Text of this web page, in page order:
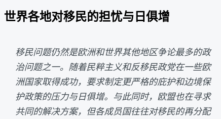
世界各地对移民的担忧与日俱增
移民问题仍然是欧洲和世界其他地区争论最多的政
治问题之一。随着民粹主义和反移民政党在一些欧
洲国家取得成功，要求制定更严格的庇护和边境保
护政策的压力与日俱增。与此同时，欧盟也在寻求
共同的解决方案，但各成员国往往对移民的再分配